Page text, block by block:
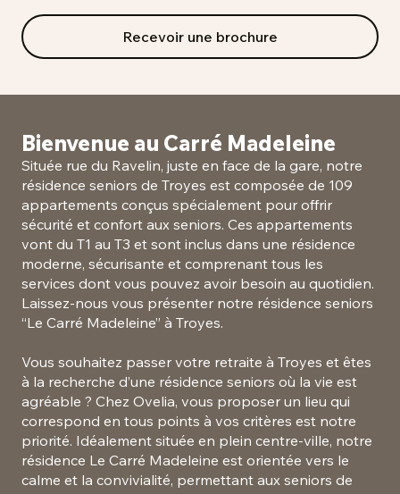
Recevoir une brochure
Bienvenue au Carré Madeleine
Située rue du Ravelin, juste en face de la gare, notre
résidence seniors de Troyes est composée de 109
appartements conçus spécialement pour offrir
sécurité et confort aux seniors. Ces appartements
vont du T1 au T3 et sont inclus dans une résidence
moderne, sécurisante et comprenant tous les
services dont vous pouvez avoir besoin au quotidien.
Laissez-nous vous présenter notre résidence seniors
“Le Carré Madeleine” à Troyes.
Vous souhaitez passer votre retraite à Troyes et êtes
à la recherche d’une résidence seniors où la vie est
agréable ? Chez Ovelia, vous proposer un lieu qui
correspond en tous points à vos critères est notre
priorité. Idéalement située en plein centre-ville, notre
résidence Le Carré Madeleine est orientée vers le
calme et la convivialité, permettant aux seniors de